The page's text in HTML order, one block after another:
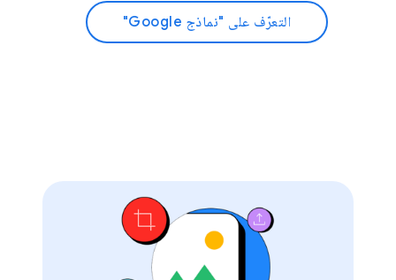
التعرّف على "نماذج Google"